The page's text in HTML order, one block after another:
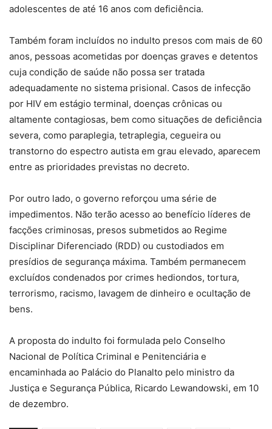
adolescentes de até 16 anos com deficiência.
Também foram incluídos no indulto presos com mais de 60
anos, pessoas acometidas por doenças graves e detentos
cuja condição de saúde não possa ser tratada
adequadamente no sistema prisional. Casos de infecção
por HIV em estágio terminal, doenças crônicas ou
altamente contagiosas, bem como situações de deficiência
severa, como paraplegia, tetraplegia, cegueira ou
transtorno do espectro autista em grau elevado, aparecem
entre as prioridades previstas no decreto.
Por outro lado, o governo reforçou uma série de
impedimentos. Não terão acesso ao benefício líderes de
facções criminosas, presos submetidos ao Regime
Disciplinar Diferenciado (RDD) ou custodiados em
presídios de segurança máxima. Também permanecem
excluídos condenados por crimes hediondos, tortura,
terrorismo, racismo, lavagem de dinheiro e ocultação de
bens.
A proposta do indulto foi formulada pelo Conselho
Nacional de Política Criminal e Penitenciária e
encaminhada ao Palácio do Planalto pelo ministro da
Justiça e Segurança Pública, Ricardo Lewandowski, em 10
de dezembro.